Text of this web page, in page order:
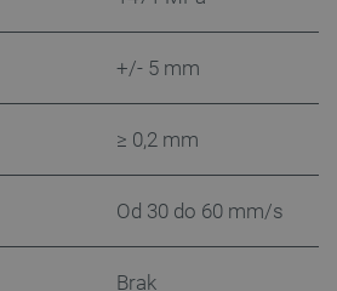
+/- 5 mm
≥ 0,2 mm
Od 30 do 60 mm/s
Brak
cookie umożliwiają korzystanie z
funkcji strony internetowej, takich
i zarządzanie kontem.
ze strony internetowej.